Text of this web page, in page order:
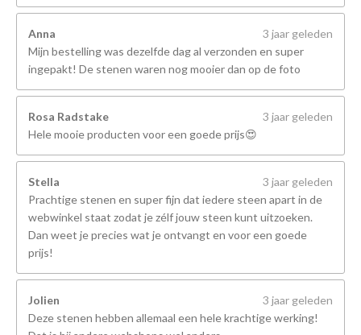
Anna
3 jaar geleden
Mijn bestelling was dezelfde dag al verzonden en super
ingepakt! De stenen waren nog mooier dan op de foto
Rosa Radstake
3 jaar geleden
Hele mooie producten voor een goede prijs😍
Stella
3 jaar geleden
Prachtige stenen en super fijn dat iedere steen apart in de
webwinkel staat zodat je zélf jouw steen kunt uitzoeken.
Dan weet je precies wat je ontvangt en voor een goede
prijs!
Jolien
3 jaar geleden
Deze stenen hebben allemaal een hele krachtige werking!